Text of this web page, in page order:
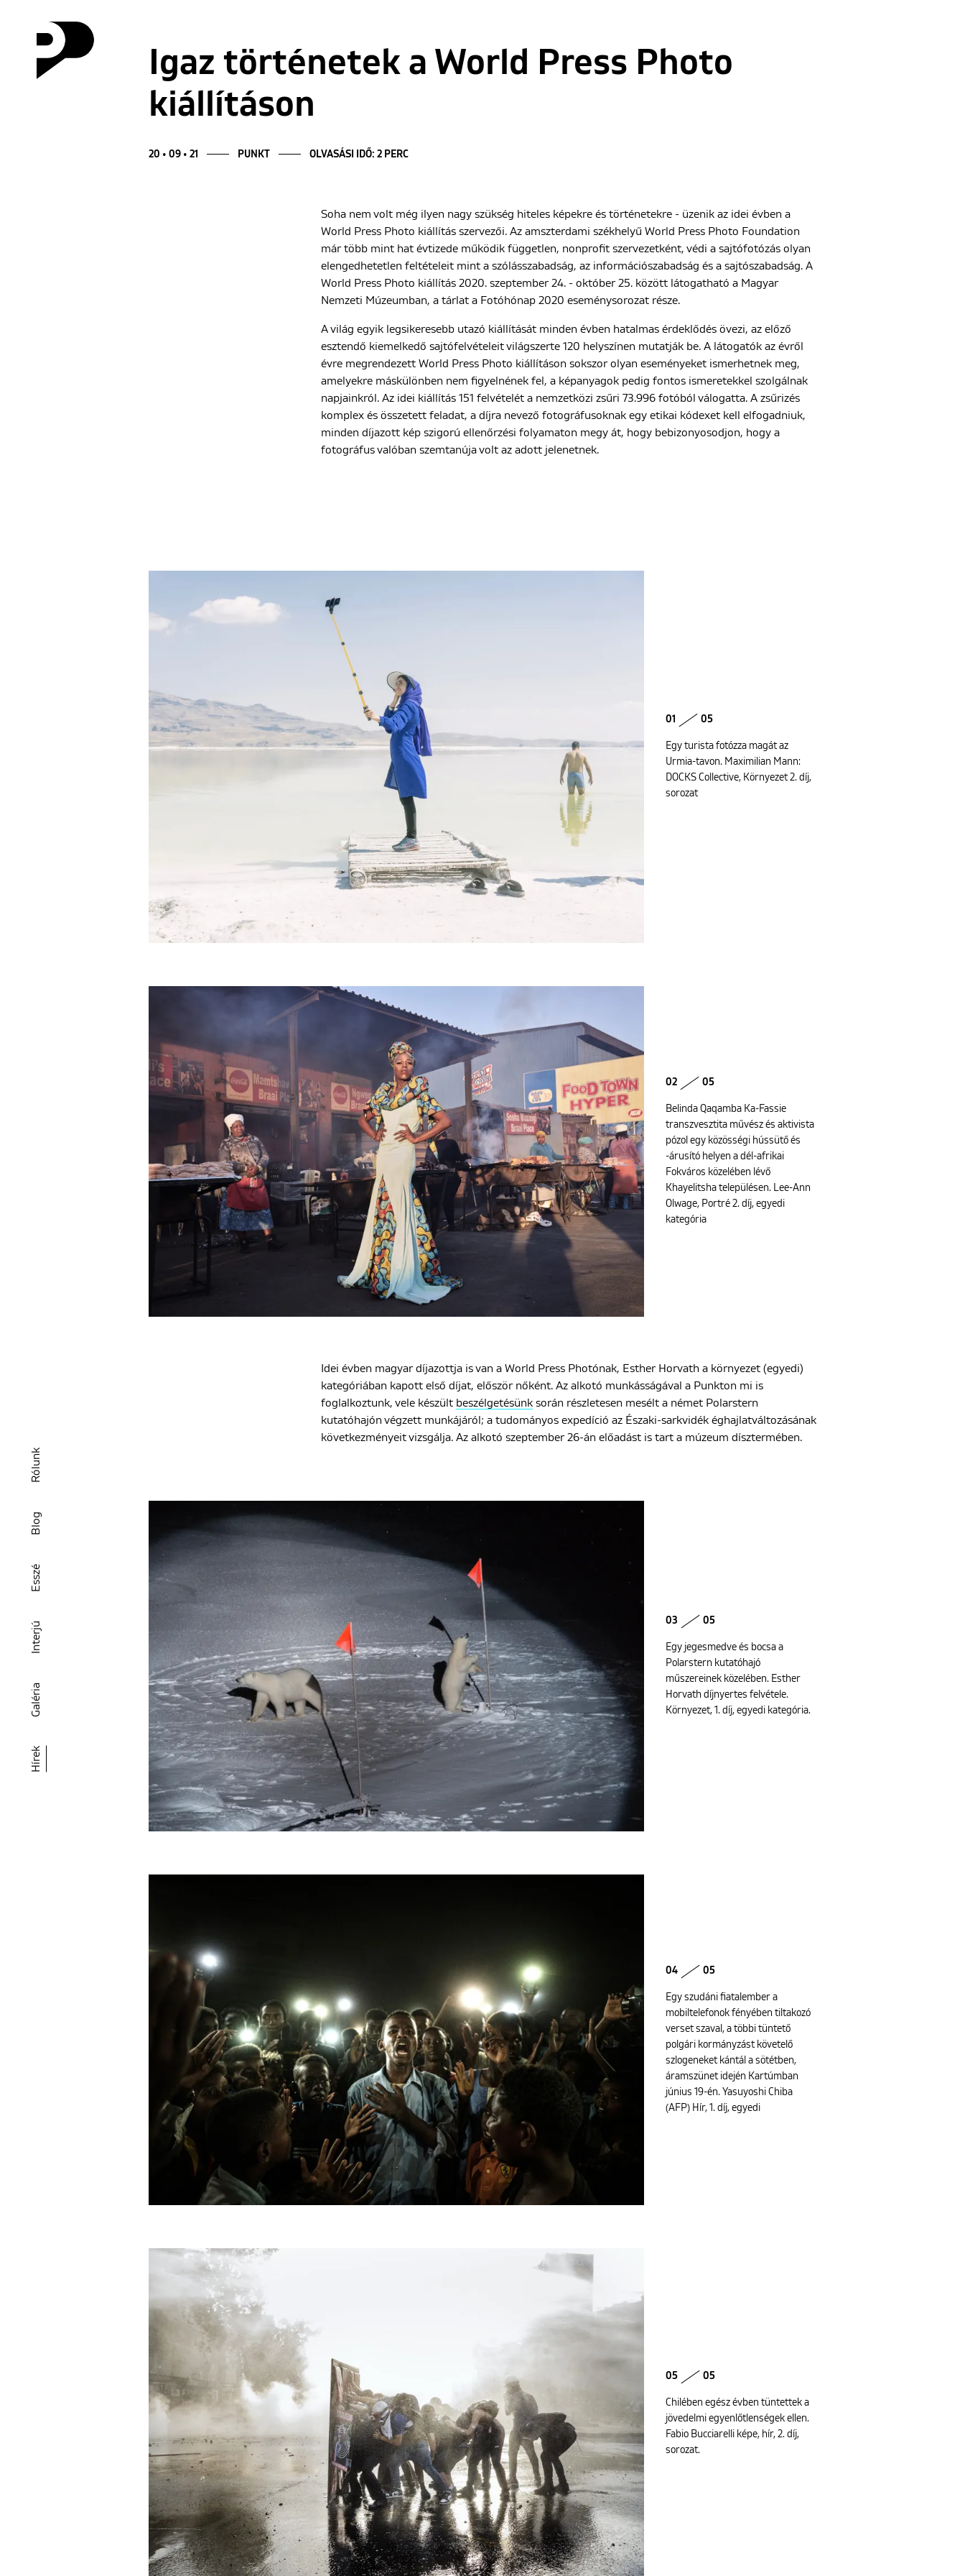
Hírek
Galéria
Interjú
Esszé
Blog
Rólunk
Igaz történetek a World Press Photo
kiállításon
20 • 09 • 21 PUNKT OLVASÁSI IDŐ: 2 PERC
Soha nem volt még ilyen nagy szükség hiteles képekre és történetekre - üzenik az idei évben a
World Press Photo kiállítás szervezői. Az amszterdami székhelyű World Press Photo Foundation
már több mint hat évtizede működik független, nonprofit szervezetként, védi a sajtófotózás olyan
elengedhetetlen feltételeit mint a szólásszabadság, az információszabadság és a sajtószabadság. A
World Press Photo kiállítás 2020. szeptember 24. - október 25. között látogatható a Magyar
Nemzeti Múzeumban, a tárlat a Fotóhónap 2020 eseménysorozat része.
A világ egyik legsikeresebb utazó kiállítását minden évben hatalmas érdeklődés övezi, az előző
esztendő kiemelkedő sajtófelvételeit világszerte 120 helyszínen mutatják be. A látogatók az évről
évre megrendezett World Press Photo kiállításon sokszor olyan eseményeket ismerhetnek meg,
amelyekre máskülönben nem figyelnének fel, a képanyagok pedig fontos ismeretekkel szolgálnak
napjainkról. Az idei kiállítás 151 felvételét a nemzetközi zsűri 73.996 fotóból válogatta. A zsűrizés
komplex és összetett feladat, a díjra nevező fotográfusoknak egy etikai kódexet kell elfogadniuk,
minden díjazott kép szigorú ellenőrzési folyamaton megy át, hogy bebizonyosodjon, hogy a
fotográfus valóban szemtanúja volt az adott jelenetnek.
01 05
Egy turista fotózza magát az
Urmia-tavon. Maximilian Mann:
DOCKS Collective, Környezet 2. díj,
sorozat
02 05
Belinda Qaqamba Ka-Fassie
transzvesztita művész és aktivista
pózol egy közösségi hússütő és
-árusító helyen a dél-afrikai
Fokváros közelében lévő
Khayelitsha településen. Lee-Ann
Olwage, Portré 2. díj, egyedi
kategória
Idei évben magyar díjazottja is van a World Press Photónak, Esther Horvath a környezet (egyedi)
kategóriában kapott első díjat, először nőként. Az alkotó munkásságával a Punkton mi is
foglalkoztunk, vele készült beszélgetésünk során részletesen mesélt a német Polarstern
kutatóhajón végzett munkájáról; a tudományos expedíció az Északi-sarkvidék éghajlatváltozásának
következményeit vizsgálja. Az alkotó szeptember 26-án előadást is tart a múzeum dísztermében.
03 05
Egy jegesmedve és bocsa a
Polarstern kutatóhajó
műszereinek közelében. Esther
Horvath díjnyertes felvétele.
Környezet, 1. díj, egyedi kategória.
04 05
Egy szudáni fiatalember a
mobiltelefonok fényében tiltakozó
verset szaval, a többi tüntető
polgári kormányzást követelő
szlogeneket kántál a sötétben,
áramszünet idején Kartúmban
június 19-én. Yasuyoshi Chiba
(AFP) Hír, 1. díj, egyedi
05 05
Chilében egész évben tüntettek a
jövedelmi egyenlőtlenségek ellen.
Fabio Bucciarelli képe, hír, 2. díj,
sorozat.